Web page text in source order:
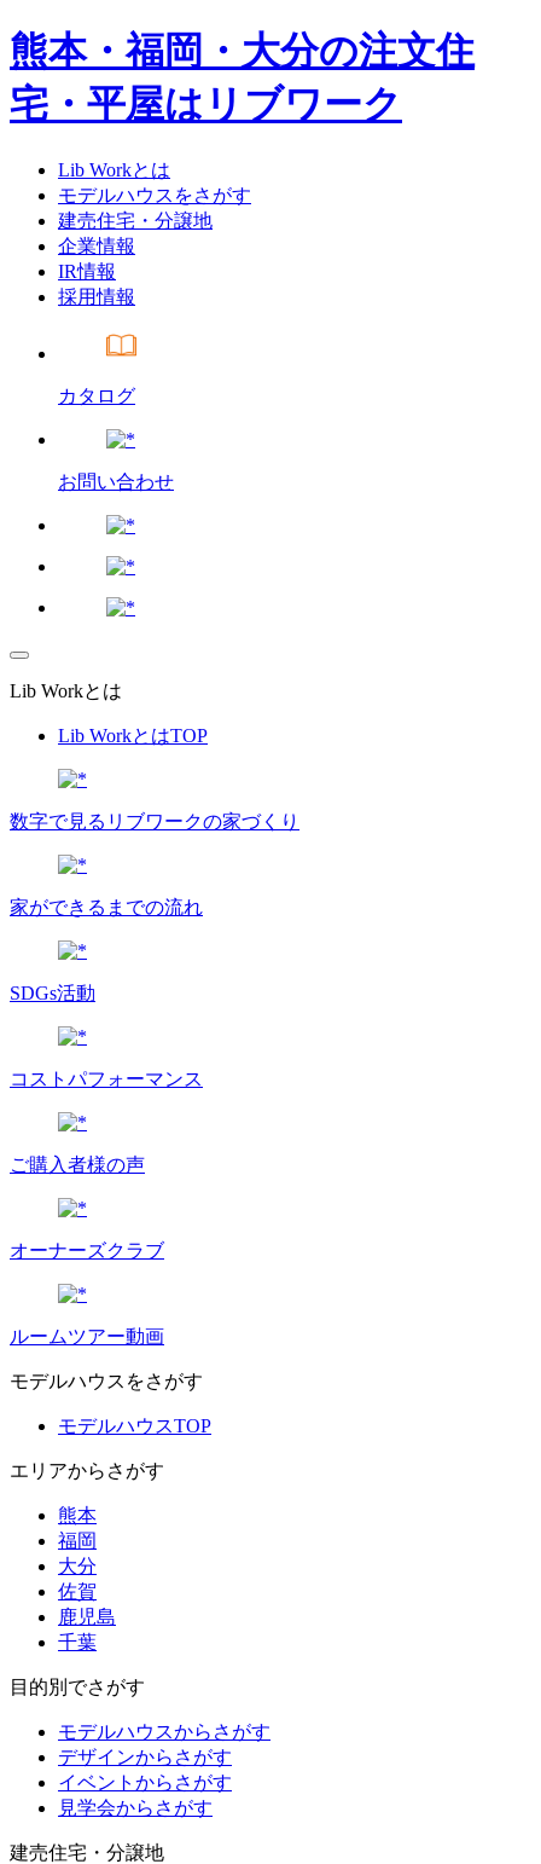
熊本・福岡・大分の注文住
宅・平屋はリブワーク
Lib Workとは
モデルハウスをさがす
建売住宅・分譲地
企業情報
IR情報
採用情報
カタログ
お問い合わせ
Lib Workとは
Lib WorkとはTOP
数字で⾒るリブワークの家づくり
家ができるまでの流れ
SDGs活動
コストパフォーマンス
ご購入者様の声
オーナーズクラブ
ルームツアー動画
モデルハウスをさがす
モデルハウスTOP
エリアからさがす
熊本
福岡
大分
佐賀
鹿児島
千葉
目的別でさがす
モデルハウスからさがす
デザインからさがす
イベントからさがす
見学会からさがす
建売住宅・分譲地